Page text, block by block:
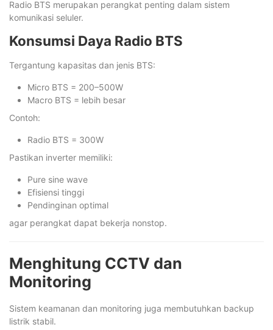
Radio BTS merupakan perangkat penting dalam sistem
komunikasi seluler.
Konsumsi Daya Radio BTS
Tergantung kapasitas dan jenis BTS:
Micro BTS = 200–500W
Macro BTS = lebih besar
Contoh:
Radio BTS = 300W
Pastikan inverter memiliki:
Pure sine wave
Efisiensi tinggi
Pendinginan optimal
agar perangkat dapat bekerja nonstop.
Menghitung CCTV dan
Monitoring
Sistem keamanan dan monitoring juga membutuhkan backup
listrik stabil.